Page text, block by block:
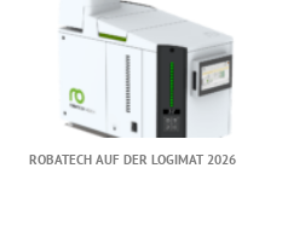
ROBATECH AUF DER LOGIMAT 2026